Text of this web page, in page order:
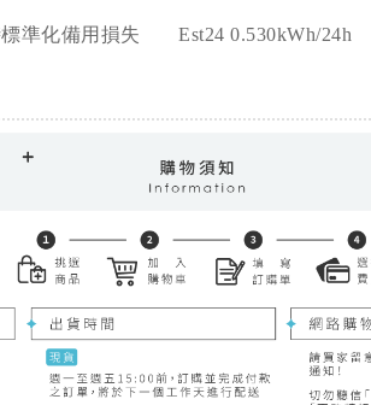
標準化備用損失 Est24 0.530kWh/24h